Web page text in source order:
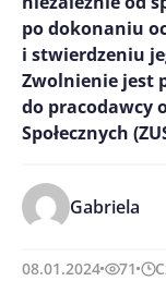
po dokonaniu
i stwierdzeniu
Zwolnienie jest
do pracodawcy
Społecznych
Gabriela
08.01.2024 71